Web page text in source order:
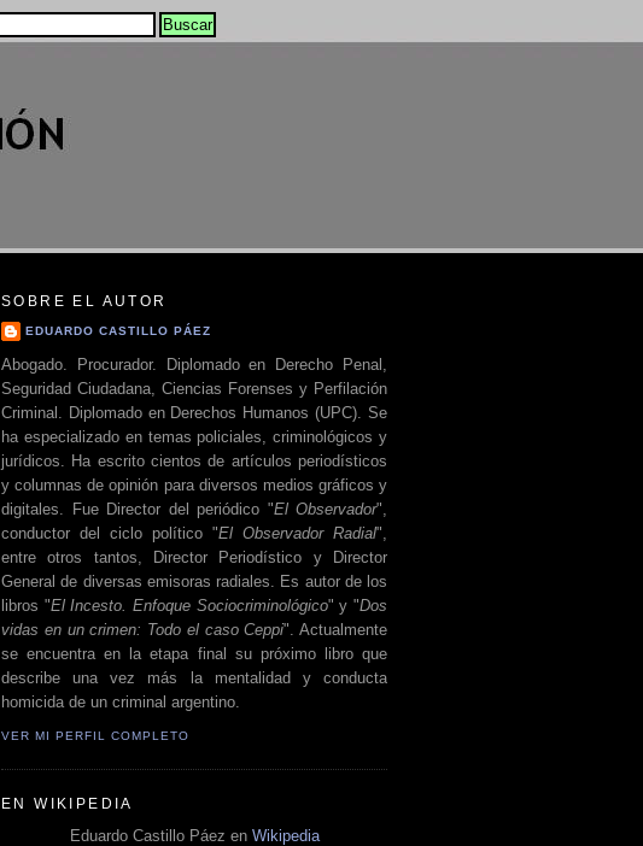
SOBRE EL AUTOR
EDUARDO CASTILLO PÁEZ
Abogado. Procurador. Diplomado en Derecho Penal,
Seguridad Ciudadana, Ciencias Forenses y Perfilación
Criminal. Diplomado en Derechos Humanos (UPC). Se
ha especializado en temas policiales, criminológicos y
jurídicos. Ha escrito cientos de artículos periodísticos
y columnas de opinión para diversos medios gráficos y
digitales. Fue Director del periódico "El Observador",
conductor del ciclo político "El Observador Radial",
entre otros tantos, Director Periodístico y Director
General de diversas emisoras radiales. Es autor de los
libros "El Incesto. Enfoque Sociocriminológico" y "Dos
vidas en un crimen: Todo el caso Ceppi". Actualmente
se encuentra en la etapa final su próximo libro que
describe una vez más la mentalidad y conducta
homicida de un criminal argentino.
VER MI PERFIL COMPLETO
EN WIKIPEDIA
Eduardo Castillo Páez en Wikipedia